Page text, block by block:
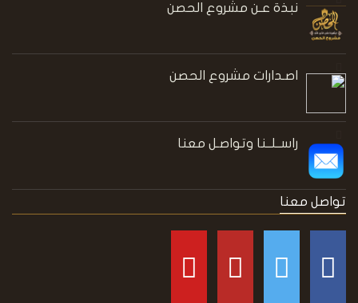
نبذة عـن مشروع الحصن
اصـدارات مشروع الحصن
راســلــنا وتواصـل معنا
تواصل معنا